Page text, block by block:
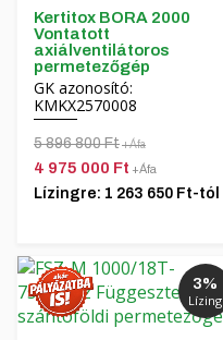
Kertitox BORA 2000
Vontatott
axiálventilátoros
permetezőgép
GK azonosító:
KMKX2570008
5 896 800 Ft+Áfa
4 975 000 Ft +Áfa
Lízingre: 1 263 650 Ft-tól
3%
Lízing